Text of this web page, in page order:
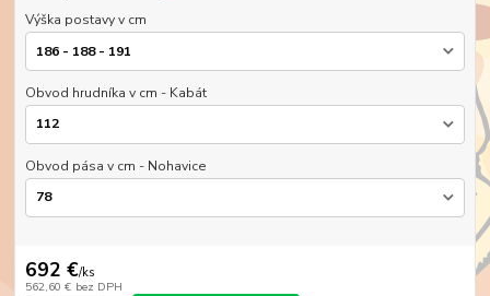
Výška postavy v cm
Obvod hrudníka v cm - Kabát
Obvod pása v cm - Nohavice
692 €/ks
562,60 € bez DPH